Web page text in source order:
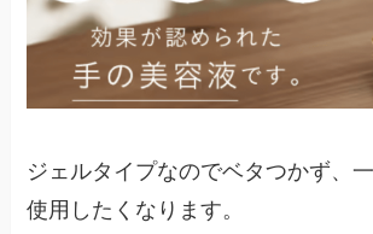
ジェルタイプなのでベタつかず、
使用したくなります。